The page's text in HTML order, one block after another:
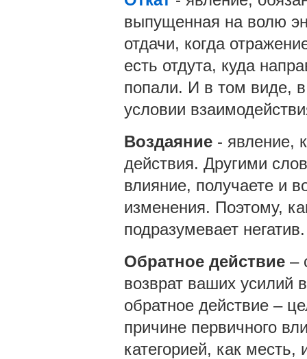
выпущенная на волю
отдачи, когда
есть отдута, куда
попали. И в том виде,
условии
Воздаяние - явление,
действия. Другими
влияние, получаете и
изменения. Поэтому,
подразумевает негатив.
Обратное действие –
возврат ваших усилий
обратное действие –
причине первичного
категорией, как месть,